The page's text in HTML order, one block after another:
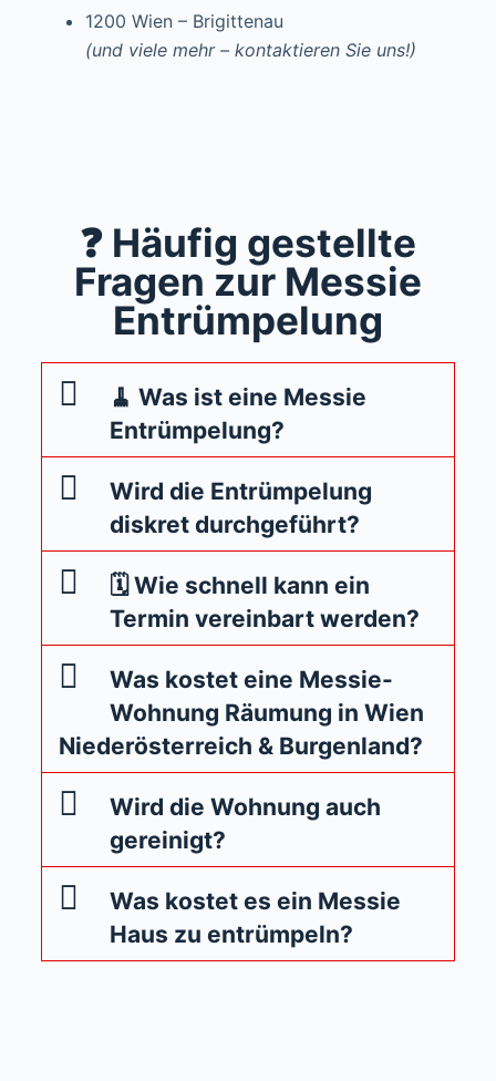
1200 Wien – Brigittenau
(und viele mehr – kontaktieren Sie uns!)
❓ Häufig gestellte
Fragen zur Messie
Entrümpelung
🧹 Was ist eine Messie
Entrümpelung?
Wird die Entrümpelung
diskret durchgeführt?
🗓 Wie schnell kann ein
Termin vereinbart werden?
Was kostet eine Messie-
Wohnung Räumung in Wien
Niederösterreich & Burgenland?
Wird die Wohnung auch
gereinigt?
Was kostet es ein Messie
Haus zu entrümpeln?